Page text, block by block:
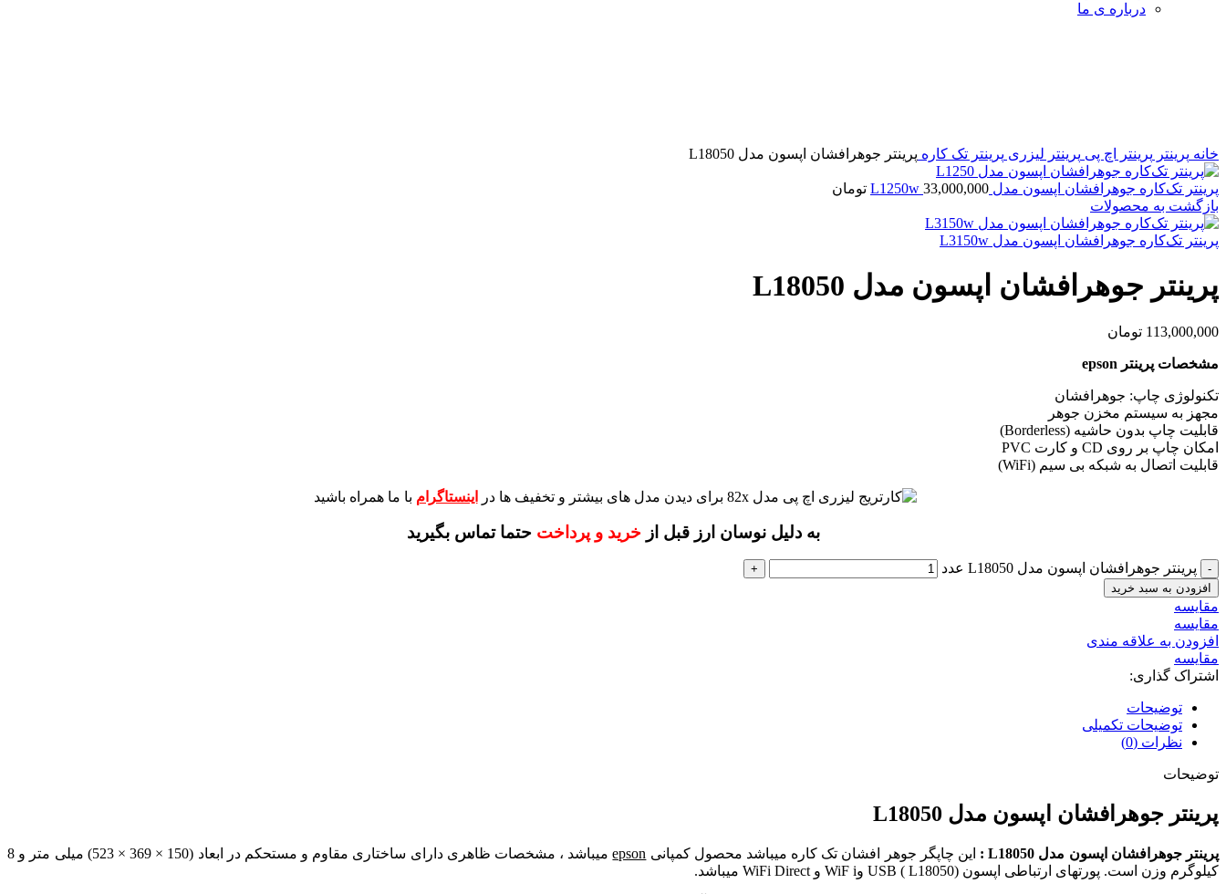
درباره ی ما
خانه پرینتر پرینتر اچ پی پرینتر لیزری پرینتر تک کاره پرینتر جوهرافشان اپسون مدل L18050
پرینتر تک‌کاره جوهرافشان اپسون مدل L1250w 33,000,000
تومان
بازگشت به محصولات
پرینتر تک‌کاره جوهرافشان اپسون مدل L3150w
پرینتر جوهرافشان اپسون مدل L18050
113,000,000 تومان
مشخصات پرینتر epson
تکنولوژی چاپ: جوهرافشان
مجهز به سیستم مخزن جوهر
قابلیت چاپ بدون حاشیه (Borderless)
امکان چاپ بر روی CD و کارت PVC
قابلیت اتصال به شبکه بی سیم (WiFi)
برای دیدن مدل های بیشتر و تخفیف ها در اینستاگرام با ما همراه باشید
به دلیل نوسان ارز قبل از خرید و پرداختحتما تماس بگیرید
پرینتر جوهرافشان اپسون مدل L18050 عدد
افزودن به سبد خرید
مقايسه
مقایسه
افزودن به علاقه مندی
مقایسه
اشتراک گذاری:
توضیحات
توضیحات تکمیلی
نظرات (0)
توضیحات
پرینتر جوهرافشان اپسون مدل L18050
پرینتر جوهرافشان اپسون مدل L18050 : این چاپگر جوهر افشان تک کاره میباشد محصول کمپانی epsonمیباشد ،
مشخصات ظاهری دارای ساختاری مقاوم و مستحکم در ابعاد (150 × 369 × 523) میلی متر و 8
کیلوگرم وزن است. پورتهای ارتباطی اپسون (L18050 ) USB وWiF i و WiFi Direct میباشد.